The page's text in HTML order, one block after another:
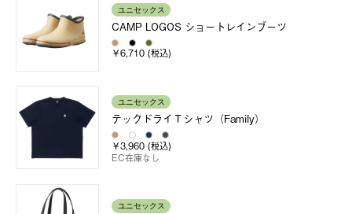
ユニセックス
CAMP LOGOS ショートレインブーツ
￥6,710 (税込)
ユニセックス
テックドライＴシャツ（Family）
￥3,960 (税込)
EC在庫なし
ユニセックス